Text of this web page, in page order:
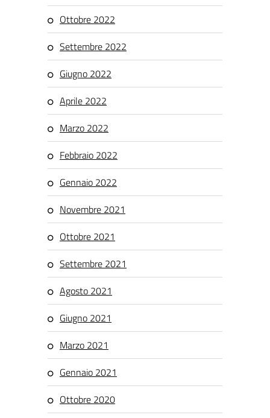
Ottobre 2022
Settembre 2022
Giugno 2022
Aprile 2022
Marzo 2022
Febbraio 2022
Gennaio 2022
Novembre 2021
Ottobre 2021
Settembre 2021
Agosto 2021
Giugno 2021
Marzo 2021
Gennaio 2021
Ottobre 2020